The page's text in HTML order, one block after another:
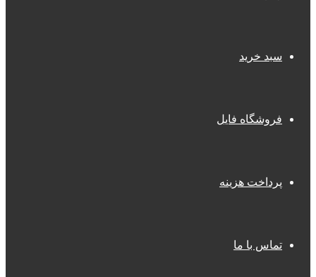
سبد خرید
فروشگاه فایل
پرداخت هزینه
تماس با ما